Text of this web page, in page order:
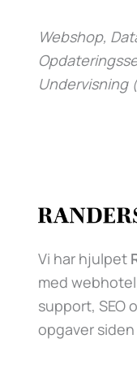
Webshop,
Undervisning
Vi har hjulpet
med
support, SEO
opgaver siden